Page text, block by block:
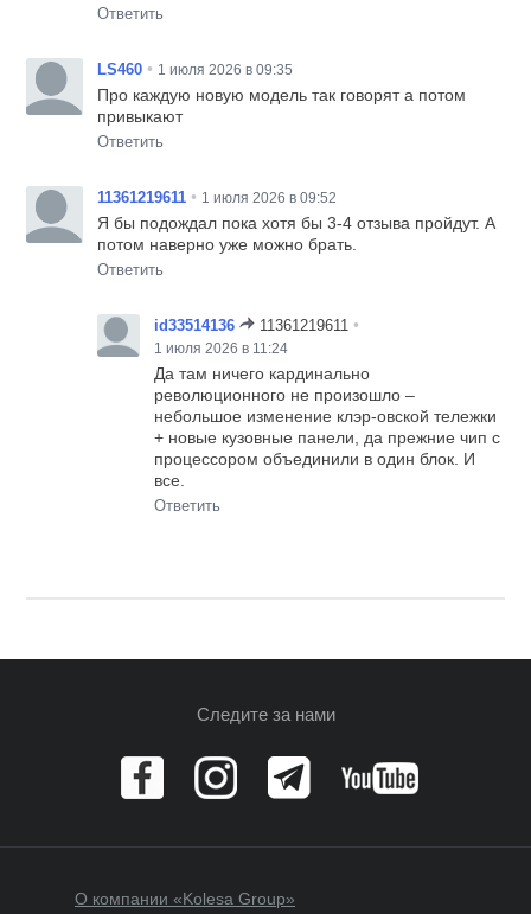
Ответить
LS460 • 1 июля 2026 в 09:35
Про каждую новую модель так говорят а потом
привыкают
Ответить
11361219611 • 1 июля 2026 в 09:52
Я бы подождал пока хотя бы 3-4 отзыва пройдут. А
потом наверно уже можно брать.
Ответить
id33514136 11361219611 •
1 июля 2026 в 11:24
Да там ничего кардинально
революционного не произошло –
небольшое изменение клэр-овской тележки
+ новые кузовные панели, да прежние чип с
процессором объединили в один блок. И
все.
Ответить
Следите за нами
О компании «Kolesa Group»